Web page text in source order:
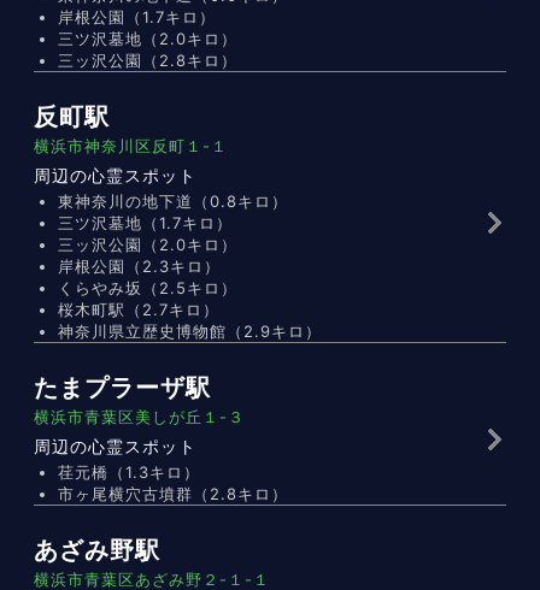
岸根公園（1.7キロ）
三ツ沢墓地（2.0キロ）
三ッ沢公園（2.8キロ）
反町駅
横浜市神奈川区反町１-１
周辺の心霊スポット
東神奈川の地下道（0.8キロ）
三ツ沢墓地（1.7キロ）
三ッ沢公園（2.0キロ）
岸根公園（2.3キロ）
くらやみ坂（2.5キロ）
桜木町駅（2.7キロ）
神奈川県立歴史博物館（2.9キロ）
たまプラーザ駅
横浜市青葉区美しが丘１-３
周辺の心霊スポット
荏元橋（1.3キロ）
市ヶ尾横穴古墳群（2.8キロ）
あざみ野駅
横浜市青葉区あざみ野２-１-１